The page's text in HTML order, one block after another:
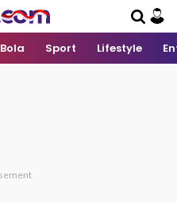
Bola Sport Lifestyle